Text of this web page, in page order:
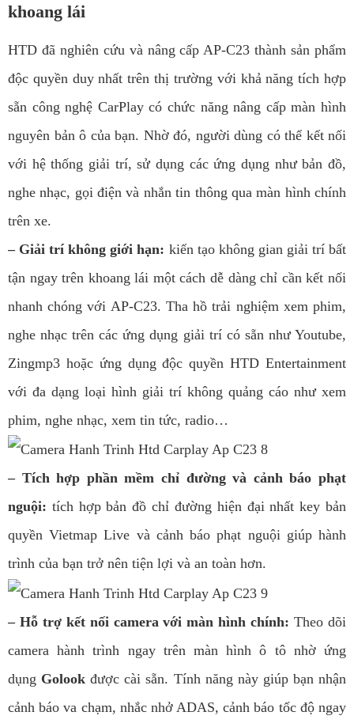
khoang lái
HTD đã nghiên cứu và nâng cấp AP-C23 thành sản phẩm
độc quyền duy nhất trên thị trường với khả năng tích hợp
sẵn công nghệ CarPlay có chức năng nâng cấp màn hình
nguyên bản ô của bạn. Nhờ đó, người dùng có thể kết nối
với hệ thống giải trí, sử dụng các ứng dụng như bản đồ,
nghe nhạc, gọi điện và nhắn tin thông qua màn hình chính
trên xe.
– Giải trí không giới hạn: kiến tạo không gian giải trí bất
tận ngay trên khoang lái một cách dễ dàng chỉ cần kết nối
nhanh chóng với AP-C23. Tha hồ trải nghiệm xem phim,
nghe nhạc trên các ứng dụng giải trí có sẵn như Youtube,
Zingmp3 hoặc ứng dụng độc quyền HTD Entertainment
với đa dạng loại hình giải trí không quảng cáo như xem
phim, nghe nhạc, xem tin tức, radio…
– Tích hợp phần mềm chỉ đường và cảnh báo phạt
nguội: tích hợp bản đồ chỉ đường hiện đại nhất key bản
quyền Vietmap Live và cảnh báo phạt nguội giúp hành
trình của bạn trở nên tiện lợi và an toàn hơn.
– Hỗ trợ kết nối camera với màn hình chính: Theo dõi
camera hành trình ngay trên màn hình ô tô nhờ ứng
dụng Golook được cài sẵn. Tính năng này giúp bạn nhận
cảnh báo va chạm, nhắc nhở ADAS, cảnh báo tốc độ ngay